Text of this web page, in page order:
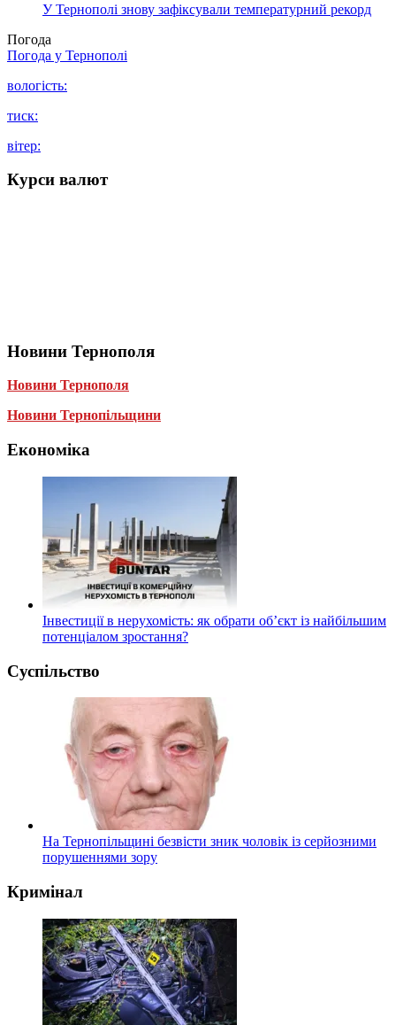
У Тернополі знову зафіксували температурний рекорд
Погода
Погода у Тернополі
вологість:
тиск:
вітер:
Курси валют
Новини Тернополя
Новини Тернополя
Новини Тернопільщини
Економіка
Інвестиції в нерухомість: як обрати об’єкт із найбільшим
потенціалом зростання?
Суспільство
На Тернопільщині безвісти зник чоловік із серйозними
порушеннями зору
Кримінал